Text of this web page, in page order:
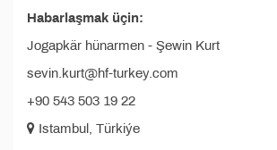
Habarlaşmak üçin:
Jogapkär hünarmen - Şewin Kurt
sevin.kurt@hf-turkey.com
+90 543 503 19 22
Istambul, Türkiýe